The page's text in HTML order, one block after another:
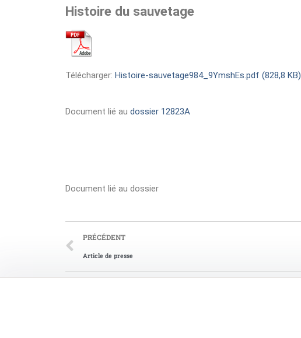
Histoire du sauvetage
Télécharger: Histoire-sauvetage984_9YmshEs.pdf (828,8 KB)
Document lié au dossier 12823A
Document lié au dossier
PRÉCÉDENT
Article de presse